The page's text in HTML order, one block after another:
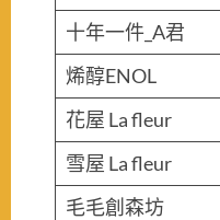
十年一件_A君
烯醇ENOL
花屋 La fleur
雪屋 La fleur
毛毛創森坊